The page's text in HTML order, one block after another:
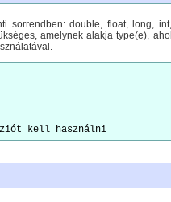
double, float, long,
amelynek alakja type(e),